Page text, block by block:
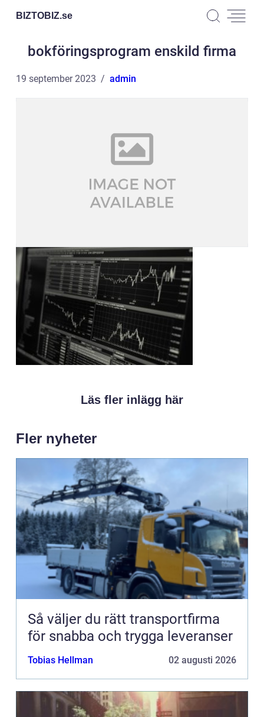
BIZTOBIZ.se
bokföringsprogram enskild firma
19 september 2023 admin
Läs fler inlägg här
Fler nyheter
Så väljer du rätt transportfirma
för snabba och trygga leveranser
Tobias Hellman 02 augusti 2026